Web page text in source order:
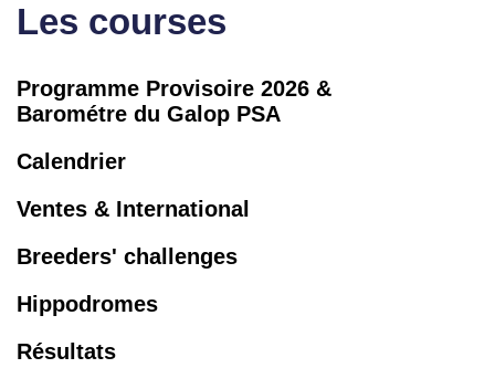
Les courses
Programme Provisoire 2026 &
Barométre du Galop PSA
Calendrier
Ventes & International
Breeders' challenges
Hippodromes
Résultats